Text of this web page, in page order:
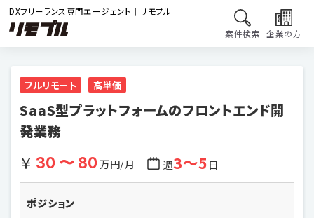
DXフリーランス専門エージェント｜リモプル
案件検索 企業の方
フルリモート 高単価
SaaS型プラットフォームのフロントエンド開
発業務
30 〜 80万円/月 週3〜5日
ポジション